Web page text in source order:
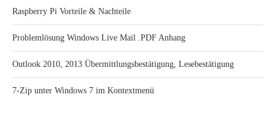
Raspberry Pi Vorteile & Nachteile
Problemlösung Windows Live Mail .PDF Anhang
Outlook 2010, 2013 Übermittlungsbestätigung, Lesebestätigung
7-Zip unter Windows 7 im Kontextmenü